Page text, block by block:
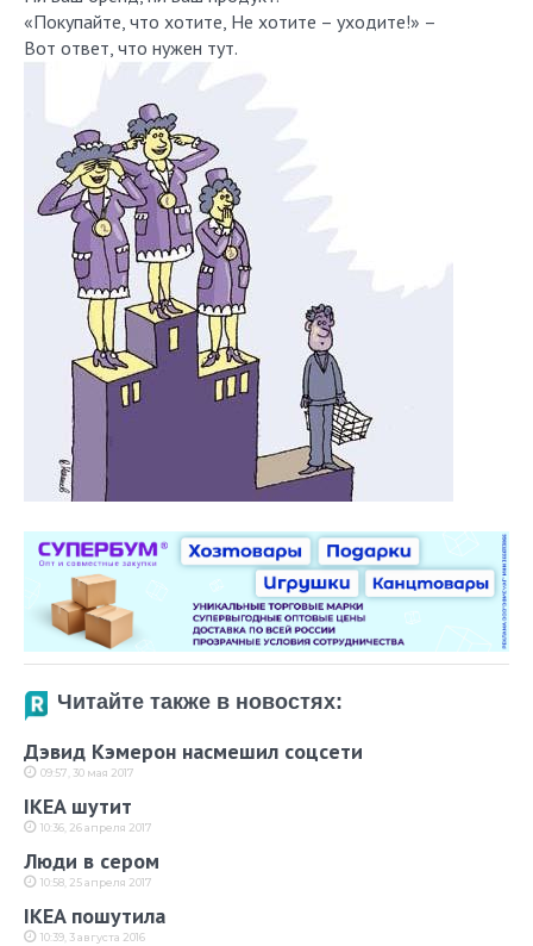
«Покупайте, что хотите, Не хотите – уходите!» –
Вот ответ, что нужен тут.
Читайте также в новостях:
Дэвид Кэмерон насмешил соцсети
09:57, 30 мая 2017
IKEA шутит
10:36, 26 апреля 2017
Люди в сером
10:58, 25 апреля 2017
IKEA пошутила
10:39, 3 августа 2016